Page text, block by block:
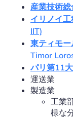
産業技術
イリノイ
IIT)
東ティモ
Timor
パリ第11
運送業
製造業
工業
様な